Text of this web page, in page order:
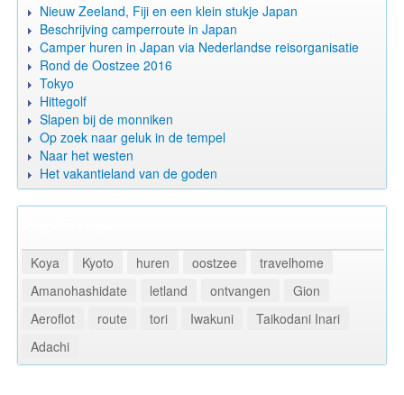
Nieuw Zeeland, Fiji en een klein stukje Japan
Beschrijving camperroute in Japan
Camper huren in Japan via Nederlandse reisorganisatie
Rond de Oostzee 2016
Tokyo
Hittegolf
Slapen bij de monniken
Op zoek naar geluk in de tempel
Naar het westen
Het vakantieland van de goden
Koya Kyoto huren oostzee
travelhome
Amanohashidate
letland ontvangen
Gion
Aeroflot
route tori Iwakuni
Taikodani Inari
Adachi